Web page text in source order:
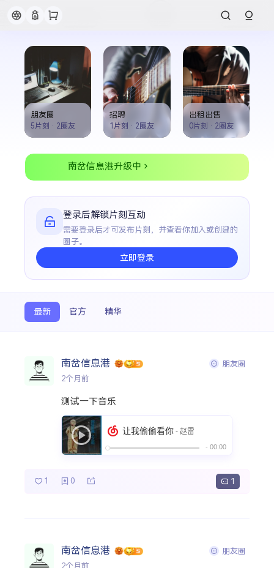
朋友圈
朋友圈
5片刻 · 2圈友
招聘
1片刻 · 2圈友
出租出售
0片刻 · 2圈友
南岔信息港升级中
登录后解锁片刻互动
需要登录后才可发布片刻，并查看你加入或创建的
圈子。
立即登录
最新 官方 精华
南岔信息港
朋友圈
2个月前
测试一下音乐
1 0 1
南岔信息港
朋友圈
2个月前